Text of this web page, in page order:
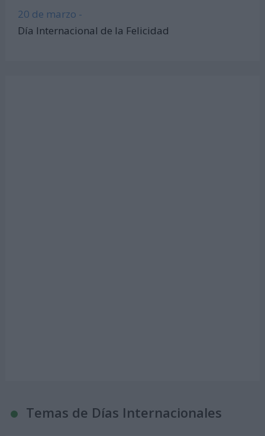
20 de marzo -
Día Internacional de la Felicidad
Temas de Días Internacionales